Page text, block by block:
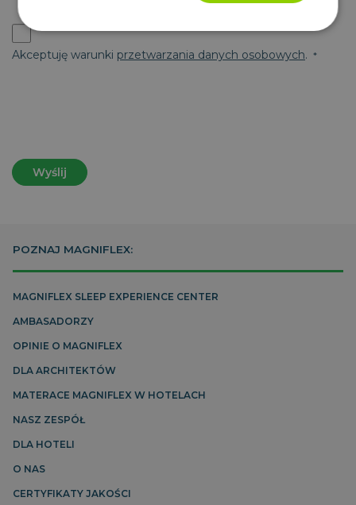
POZNAJ MAGNIFLEX:
MAGNIFLEX SLEEP EXPERIENCE CENTER
AMBASADORZY
OPINIE O MAGNIFLEX
DLA ARCHITEKTÓW
MATERACE MAGNIFLEX W HOTELACH
NASZ ZESPÓŁ
DLA HOTELI
O NAS
CERTYFIKATY JAKOŚCI
Akceptuję warunki przetwarzania danych osobowych.
Wyślij
Niezbędne Wydajność Targetowanie
Niezbędne pliki cookie umożliwiają korzystanie z
podstawowych funkcji strony internetowej, takich jak
niezbędnych plików cookie nie można prawidłowo